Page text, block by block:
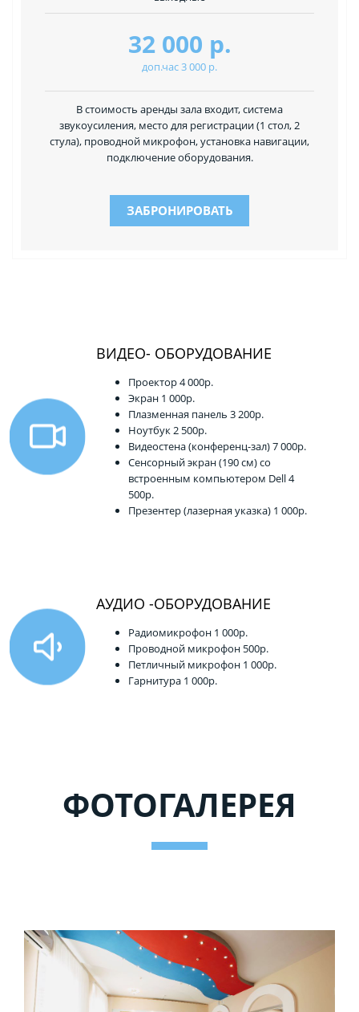
32 000 р.
доп.час 3 000 р.
В стоимость аренды зала входит, система
звукоусиления, место для регистрации (1 стол, 2
стула), проводной микрофон, установка навигации,
подключение оборудования.
ЗАБРОНИРОВАТЬ
ВИДЕО- ОБОРУДОВАНИЕ
Проектор 4 000р.
Экран 1 000р.
Плазменная панель 3 200р.
Ноутбук 2 500р.
Видеостена (конференц-зал) 7 000р.
Сенсорный экран (190 см) со
встроенным компьютером Dell 4
500р.
Презентер (лазерная указка) 1 000р.
АУДИО -ОБОРУДОВАНИЕ
Радиомикрофон 1 000р.
Проводной микрофон 500р.
Петличный микрофон 1 000р.
Гарнитура 1 000р.
ФОТОГАЛЕРЕЯ